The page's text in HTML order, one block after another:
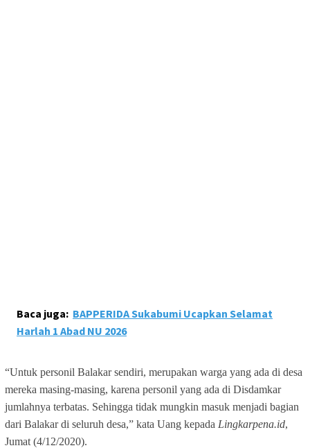
Baca juga: BAPPERIDA Sukabumi Ucapkan Selamat
Harlah 1 Abad NU 2026
“Untuk personil Balakar sendiri, merupakan warga yang ada di desa
mereka masing-masing, karena personil yang ada di Disdamkar
jumlahnya terbatas. Sehingga tidak mungkin masuk menjadi bagian
dari Balakar di seluruh desa,” kata Uang kepada Lingkarpena.id,
Jumat (4/12/2020).